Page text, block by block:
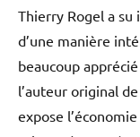
Thierry Rogel a su
d’une manière
beaucoup
l’auteur original
expose